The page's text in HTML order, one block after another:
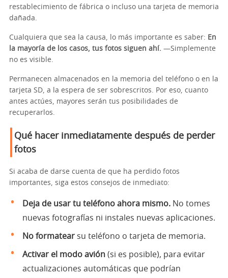
restablecimiento de fábrica o incluso una tarjeta de memoria
dañada.
Cualquiera que sea la causa, lo más importante es saber: En
la mayoría de los casos, tus fotos siguen ahí. —Simplemente
no es visible.
Permanecen almacenados en la memoria del teléfono o en la
tarjeta SD, a la espera de ser sobrescritos. Por eso, cuanto
antes actúes, mayores serán tus posibilidades de
recuperarlos.
Qué hacer inmediatamente después de perder
fotos
Si acaba de darse cuenta de que ha perdido fotos
importantes, siga estos consejos de inmediato:
Deja de usar tu teléfono ahora mismo. No tomes
nuevas fotografías ni instales nuevas aplicaciones.
No formatear su teléfono o tarjeta de memoria.
Activar el modo avión (si es posible), para evitar
actualizaciones automáticas que podrían